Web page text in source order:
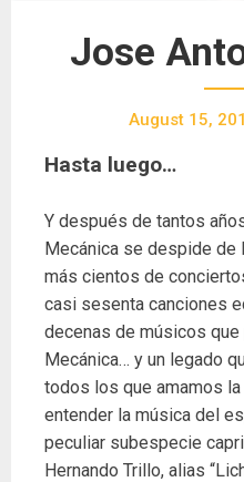
Jose
August 15,
Hasta luego…
Y después de tantos
Mecánica se despide de
más cientos de
casi sesenta canciones
decenas de músicos que
Mecánica… y un legado
todos los que amamos
entender la música del
peculiar subespecie
Hernando Trillo, alias